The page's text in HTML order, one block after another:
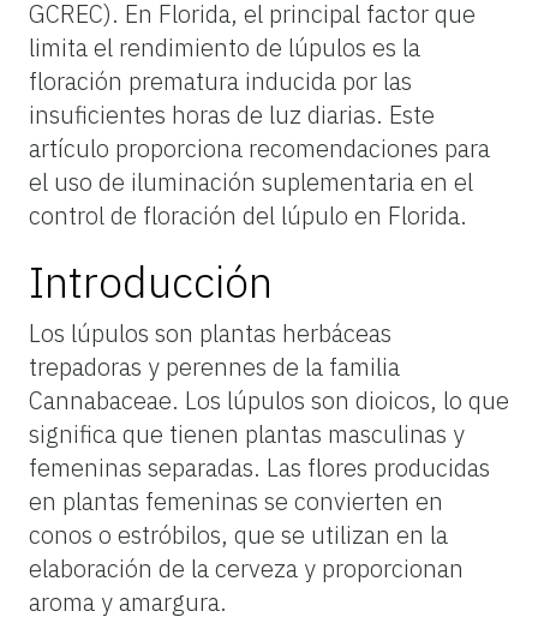
GCREC). En Florida, el principal factor que
limita el rendimiento de lúpulos es la
floración prematura inducida por las
insuficientes horas de luz diarias. Este
artículo proporciona recomendaciones para
el uso de iluminación suplementaria en el
control de floración del lúpulo en Florida.
Introducción
Los lúpulos son plantas herbáceas
trepadoras y perennes de la familia
Cannabaceae. Los lúpulos son dioicos, lo que
significa que tienen plantas masculinas y
femeninas separadas. Las flores producidas
en plantas femeninas se convierten en
conos o estróbilos, que se utilizan en la
elaboración de la cerveza y proporcionan
aroma y amargura.